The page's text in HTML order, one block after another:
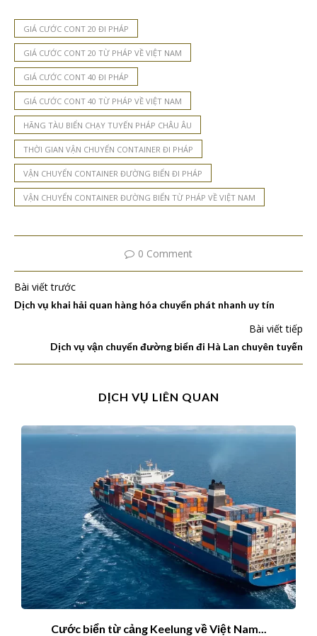
GIÁ CƯỚC CONT 20 ĐI PHÁP
GIÁ CƯỚC CONT 20 TỪ PHÁP VỀ VIỆT NAM
GIÁ CƯỚC CONT 40 ĐI PHÁP
GIÁ CƯỚC CONT 40 TỪ PHÁP VỀ VIỆT NAM
HÃNG TÀU BIỂN CHẠY TUYẾN PHÁP CHÂU ÂU
THỜI GIAN VẬN CHUYỂN CONTAINER ĐI PHÁP
VẬN CHUYỂN CONTAINER ĐƯỜNG BIỂN ĐI PHÁP
VẬN CHUYỂN CONTAINER ĐƯỜNG BIỂN TỪ PHÁP VỀ VIỆT NAM
0 Comment
Bài viết trước
Dịch vụ khai hải quan hàng hóa chuyển phát nhanh uy tín
Bài viết tiếp
Dịch vụ vận chuyển đường biển đi Hà Lan chuyên tuyến
DỊCH VỤ LIÊN QUAN
Cước biển từ cảng Keelung về Việt Nam...